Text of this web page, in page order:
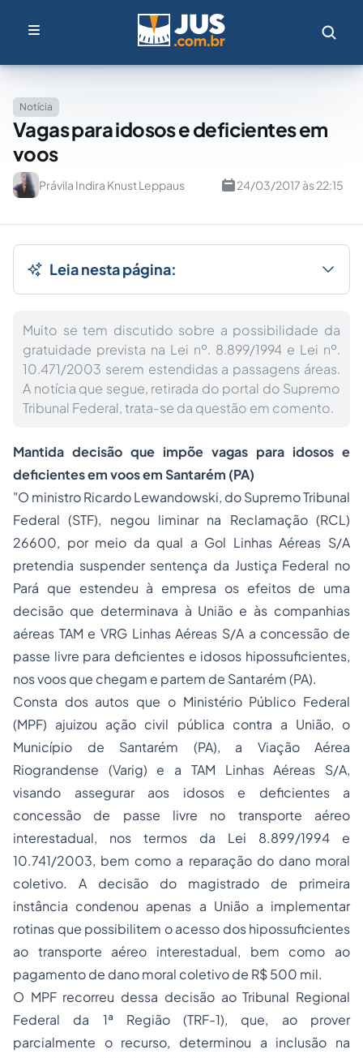
Notícia
Vagas para idosos e deficientes em
voos
Právila Indira Knust Leppaus 24/03/2017 às 22:15
Leia nesta página:
Muito se tem discutido sobre a possibilidade da
gratuidade prevista na Lei nº. 8.899/1994 e Lei nº.
10.471/2003 serem estendidas a passagens áreas.
A notícia que segue, retirada do portal do Supremo
Tribunal Federal, trata-se da questão em comento.
Mantida decisão que impõe vagas para idosos e
deficientes em voos em Santarém (PA)
"O ministro Ricardo Lewandowski, do Supremo Tribunal
Federal (STF), negou liminar na Reclamação (RCL)
26600, por meio da qual a Gol Linhas Aéreas S/A
pretendia suspender sentença da Justiça Federal no
Pará que estendeu à empresa os efeitos de uma
decisão que determinava à União e às companhias
aéreas TAM e VRG Linhas Aéreas S/A a concessão de
passe livre para deficientes e idosos hipossuficientes,
nos voos que chegam e partem de Santarém (PA).
Consta dos autos que o Ministério Público Federal
(MPF) ajuizou ação civil pública contra a União, o
Município de Santarém (PA), a Viação Aérea
Riograndense (Varig) e a TAM Linhas Aéreas S/A,
visando assegurar aos idosos e deficientes a
concessão de passe livre no transporte aéreo
interestadual, nos termos da Lei 8.899/1994 e
10.741/2003, bem como a reparação do dano moral
coletivo. A decisão do magistrado de primeira
instância condenou apenas a União a implementar
rotinas que possibilitem o acesso dos hipossuficientes
ao transporte aéreo interestadual, bem como ao
pagamento de dano moral coletivo de R$ 500 mil.
O MPF recorreu dessa decisão ao Tribunal Regional
Federal da 1ª Região (TRF-1), que, ao prover
parcialmente o recurso, determinou a inclusão na